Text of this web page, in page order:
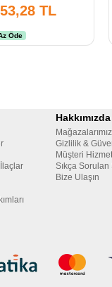
Öğrenci
Kullanımına
53,28 TL
Öde
Hakkımızda
Mağazalarımız
Gizlilik &
Müşteri
Sıkça
Bize Ulaşın